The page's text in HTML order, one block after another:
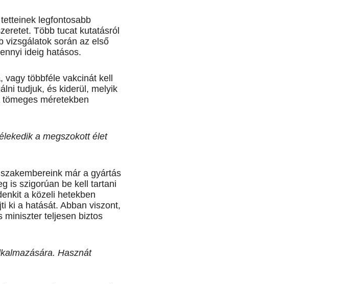
legfontosabb
Több tucat kutatásról
vizsgálatok során az első
ideig hatásos.
többféle vakcinát kell
tudjuk, és kiderül, melyik
méretekben
a megszokott élet
már a gyártás
is szigorúan be kell tartani
a közeli hetekben
ki a hatását. Abban viszont,
miniszter teljesen biztos
Hasznát